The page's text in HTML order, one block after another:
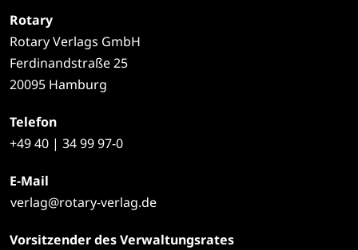
Rotary
Rotary Verlags GmbH
Ferdinandstraße 25
20095 Hamburg
Telefon
+4940 | 34 99 97-0
E-Mail
verlag@rotary-verlag.de
Vorsitzender des Verwaltungsrates